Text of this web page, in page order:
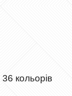
кольорів